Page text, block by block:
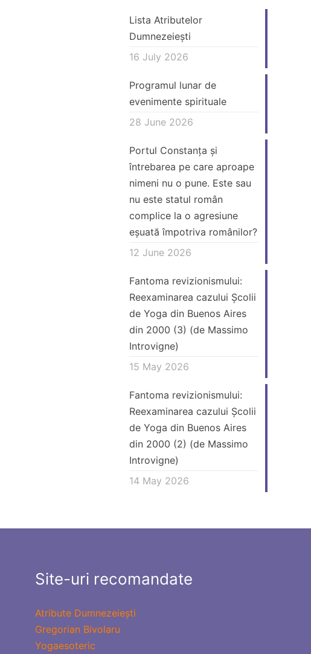
Lista Atributelor
Dumnezeiești
16 July 2026
Programul lunar de
evenimente spirituale
28 June 2026
Portul Constanța și
întrebarea pe care aproape
nimeni nu o pune. Este sau
nu este statul român
complice la o agresiune
eșuată împotriva românilor?
12 June 2026
Fantoma revizionismului:
Reexaminarea cazului Școlii
de Yoga din Buenos Aires
din 2000 (3) (de Massimo
Introvigne)
15 May 2026
Fantoma revizionismului:
Reexaminarea cazului Școlii
de Yoga din Buenos Aires
din 2000 (2) (de Massimo
Introvigne)
14 May 2026
Site-uri recomandate
Atribute Dumnezeiești
Gregorian Bivolaru
Yogaesoteric